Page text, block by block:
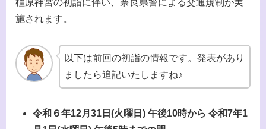
施されます。
以下は前回の初詣の情報です。発表があり
ましたら追記いたしますね♪
令和６年12月31日(火曜日) 午後10時から 令和7年1